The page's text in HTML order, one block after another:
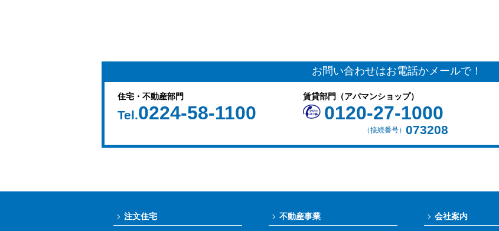
お問い合わせはお電話かメールで！
住宅・不動産部門
Tel.0224-58-1100
賃貸部門（アパマンショップ）
0120-27-1000
（接続番号） 073208
注文住宅 不動産事業 会社案内